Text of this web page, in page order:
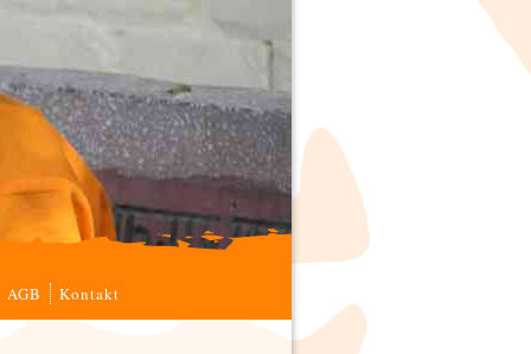
AGB Kontakt